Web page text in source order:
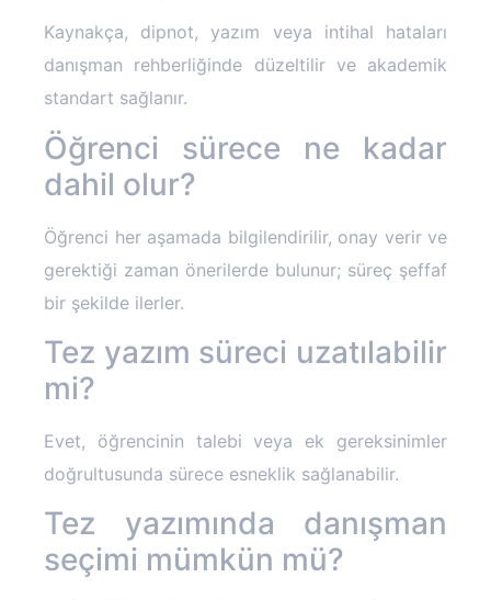
Kaynakça, dipnot, yazım veya intihal hataları
danışman rehberliğinde düzeltilir ve akademik
standart sağlanır.
Öğrenci sürece ne kadar
dahil olur?
Öğrenci her aşamada bilgilendirilir, onay verir ve
gerektiği zaman önerilerde bulunur; süreç şeffaf
bir şekilde ilerler.
Tez yazım süreci uzatılabilir
mi?
Evet, öğrencinin talebi veya ek gereksinimler
doğrultusunda sürece esneklik sağlanabilir.
Tez yazımında danışman
seçimi mümkün mü?